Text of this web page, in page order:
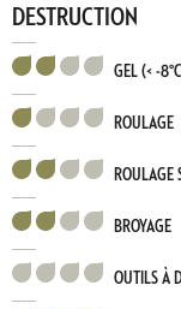
DESTRUCTION
GEL (< -
ROULAGE
ROULAGE
BROYAGE
OUTILS À